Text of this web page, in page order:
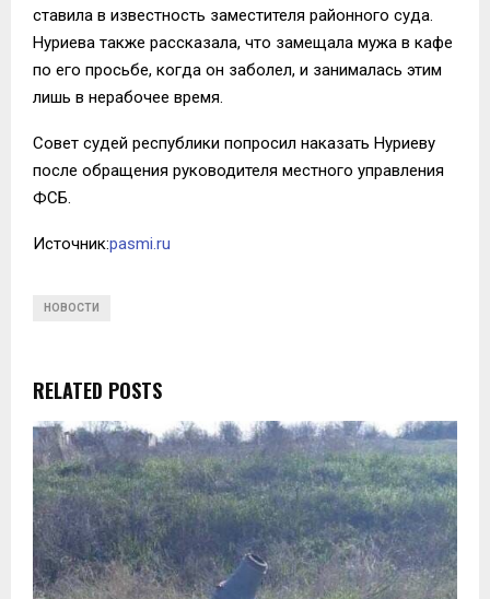
ставила в известность заместителя районного суда.
Нуриева также рассказала, что замещала мужа в кафе
по его просьбе, когда он заболел, и занималась этим
лишь в нерабочее время.
Совет судей республики попросил наказать Нуриеву
после обращения руководителя местного управления
ФСБ.
Источник:pasmi.ru
НОВОСТИ
RELATED POSTS